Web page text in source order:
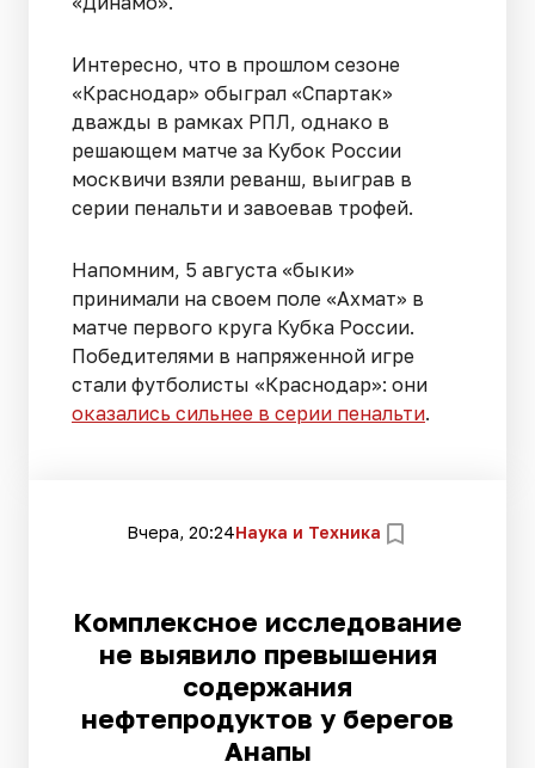
Интересно, что в прошлом сезоне
«Краснодар» обыграл «Спартак»
дважды в рамках РПЛ, однако в
решающем матче за Кубок России
москвичи взяли реванш, выиграв в
серии пенальти и завоевав трофей.
Напомним, 5 августа «быки»
принимали на своем поле «Ахмат» в
матче первого круга Кубка России.
Победителями в напряженной игре
стали футболисты «Краснодар»: они
оказались сильнее в серии пенальти.
Вчера, 20:24Наука и Техника
Комплексное исследование
не выявило превышения
содержания
нефтепродуктов у берегов
Анапы